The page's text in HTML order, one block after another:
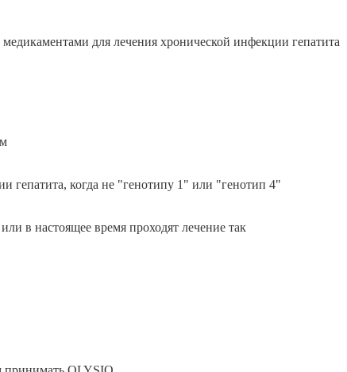
для лечения хронической инфекции гепатита
гепатита, когда не "генотипу 1" или "генотип 4"
в настоящее время проходят лечение так